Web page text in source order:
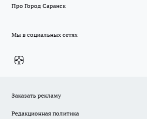
Про Город Саранск
Мы в социальных сетях
Заказать рекламу
Редакционная политика